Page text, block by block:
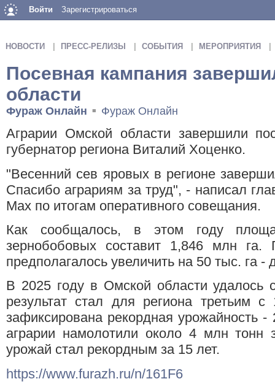
Войти Зарегистрироваться
НОВОСТИ ПРЕСС-РЕЛИЗЫ СОБЫТИЯ МЕРОПРИЯТИЯ
Посевная кампания
области
Фураж Онлайн ■ Фураж Онлайн
Аграрии Омской области завершили
губернатор региона Виталий Хоценко.
"Весенний сев яровых в регионе
Спасибо аграриям за труд", - написал
Max по итогам оперативного совещания.
Как сообщалось, в этом году
зернобобовых составит 1,846 млн га.
предполагалось увеличить на 50 тыс. га -
В 2025 году в Омской области удалось
результат стал для региона третьим
зафиксирована рекордная урожайность
аграрии намолотили около 4 млн тонн
урожай стал рекордным за 15 лет.
https://www.furazh.ru/n/161F6